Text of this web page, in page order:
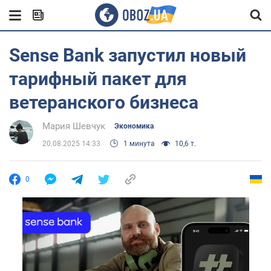
Sense Bank запустил новый
тарифный пакет для
ветеранского бизнеса
Мария Шевчук Экономика
20.08.2025 14:33 1 минута 10,6 т.
0